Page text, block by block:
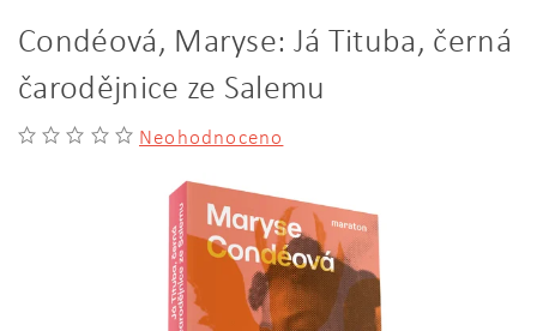
Condéová, Maryse: Já Tituba, černá
čarodějnice ze Salemu
Neohodnoceno